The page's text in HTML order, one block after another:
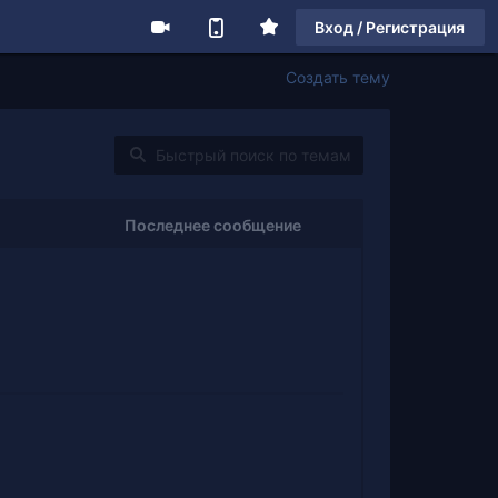
Вход / Регистрация
Создать тему
Последнее сообщение